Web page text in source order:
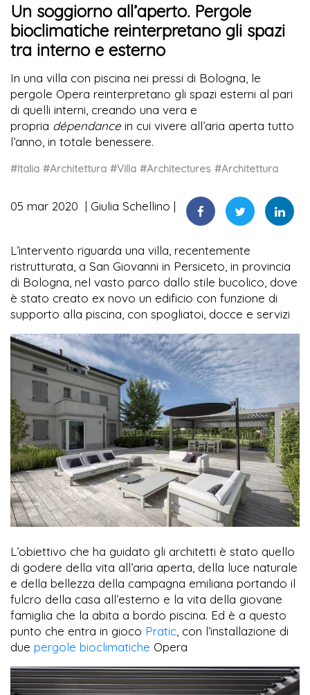
Un soggiorno all’aperto. Pergole
bioclimatiche reinterpretano gli spazi
tra interno e esterno
In una villa con piscina nei pressi di Bologna, le
pergole Opera reinterpretano gli spazi esterni al pari
di quelli interni, creando una vera e
propria dépendance in cui vivere all’aria aperta tutto
l’anno, in totale benessere.
#Italia #Architettura #Villa #Architectures #Architettura
05 mar 2020 Giulia Schellino
L’intervento riguarda una villa, recentemente
ristrutturata, a San Giovanni in Persiceto, in provincia
di Bologna, nel vasto parco dallo stile bucolico, dove
è stato creato ex novo un edificio con funzione di
supporto alla piscina, con spogliatoi, docce e servizi
L’obiettivo che ha guidato gli architetti è stato quello
di godere della vita all’aria aperta, della luce naturale
e della bellezza della campagna emiliana portando il
fulcro della casa all’esterno e la vita della giovane
famiglia che la abita a bordo piscina. Ed è a questo
punto che entra in gioco Pratic , con l’installazione di
due pergole bioclimatiche Opera